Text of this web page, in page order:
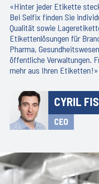
«Hinter jeder Etikette
Bei Selfix finden Sie
Qualität sowie
Etikettenlösungen für
Pharma,
öffentliche Verwaltungen.
mehr aus Ihren Etiketten!»
CYRIL
CEO